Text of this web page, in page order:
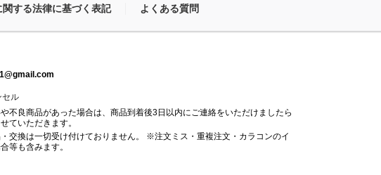
する法律に基づく表記 よくある質問
セル
不良商品があった場合は、商品到着後3日以内にご連絡をいただけましたら
ていただきます。
交換は一切受け付けておりません。 ※注文ミス・重複注文・カラコンのイ
等も含みます。